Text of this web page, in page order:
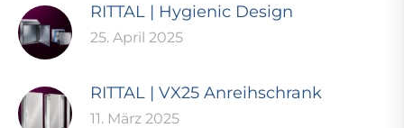
RITTAL | Hygienic Design
25. April 2025
RITTAL | VX25 Anreihschrank
11. März 2025